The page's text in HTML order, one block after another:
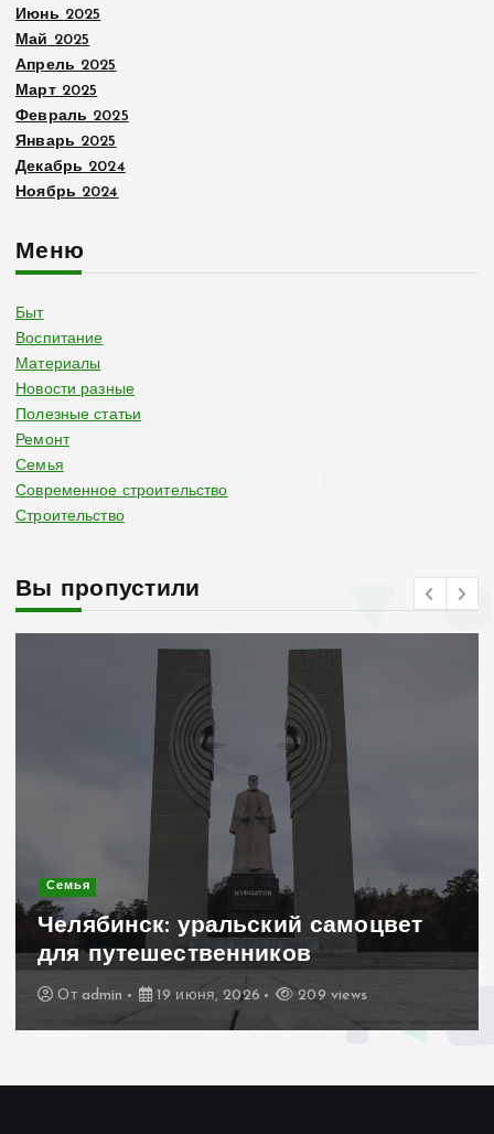
Июнь 2025
Май 2025
Апрель 2025
Март 2025
Февраль 2025
Январь 2025
Декабрь 2024
Ноябрь 2024
Меню
Быт
Воспитание
Материалы
Новости разные
Полезные статьи
Ремонт
Семья
Современное строительство
Строительство
Вы пропустили
Современное строительство
Керамогранит «под дерево»:
стильное и практичное решение
для дачного домика
От admin 19 июня, 2026 200 views